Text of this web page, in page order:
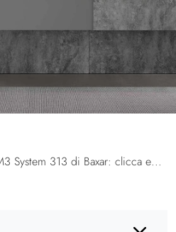
Mobile da Bagno sospeso M3 System 313 di Baxar: clicca e ottieni informazioni su mobili bagno sospesi in laccato opaco e accessori del brand.